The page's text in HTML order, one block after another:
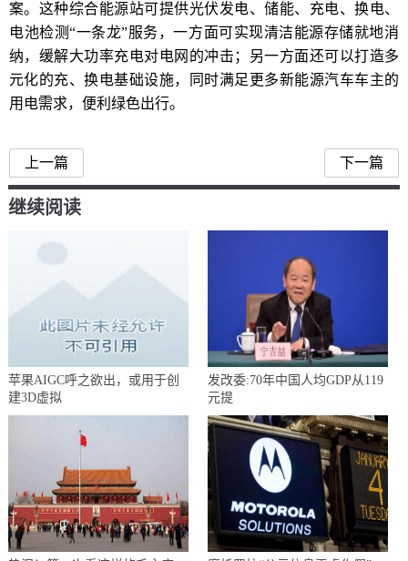
案。这种综合能源站可提供光伏发电、储能、充电、换电、
电池检测“一条龙”服务，一方面可实现清洁能源存储就地消
纳，缓解大功率充电对电网的冲击；另一方面还可以打造多
元化的充、换电基础设施，同时满足更多新能源汽车车主的
用电需求，便利绿色出行。
上一篇 下一篇
继续阅读
苹果AIGC呼之欲出，或用于创
建3D虚拟
发改委:70年中国人均GDP从119
元提